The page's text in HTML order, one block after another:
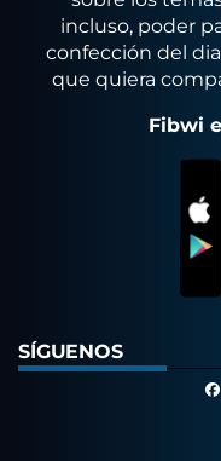
incluso, poder
confección del
que quiera
Fibwi
SÍGUENOS